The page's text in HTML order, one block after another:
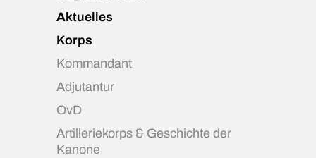
Aktuelles
Korps
Kommandant
Adjutantur
OvD
Artilleriekorps & Geschichte der
Kanone